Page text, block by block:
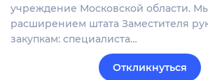
учреждение Московской области.
расширением штата Заместителя
закупкам: специалиста…
Откликнуться